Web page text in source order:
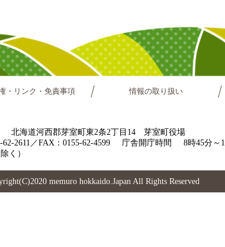
・リンク・免責事項 情報の取り扱い
北海道河西郡芽室町東2条2丁目14 芽室町役場
2611／FAX：0155-62-4599
庁舎開庁時間
8時45分～
く）
memuro hokkaido.Japan All Rights Reserved